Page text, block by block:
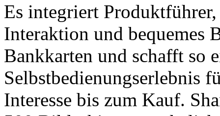
Es integriert
Interaktion und bequemes
Bankkarten und schafft so
Selbstbedienungserlebnis
Interesse bis zum Kauf.